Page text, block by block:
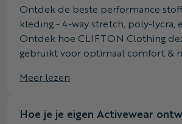
Ontdek de beste performance
kleding - 4-way stretch, poly-lycra,
Ontdek hoe CLIFTON Clothing
gebruikt voor optimaal comfort &
Meer lezen
Hoe je je eigen Activewear